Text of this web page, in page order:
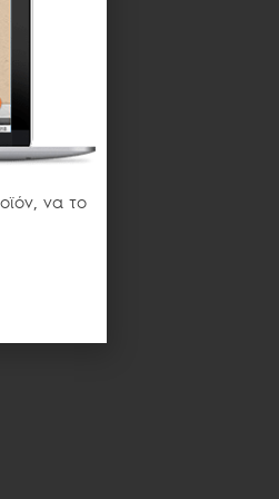
να το